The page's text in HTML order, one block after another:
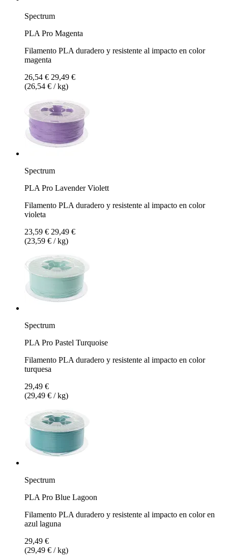
Spectrum
PLA Pro Magenta
Filamento PLA duradero y resistente al impacto en color
magenta
26,54 € 29,49 €
(26,54 € / kg)
Spectrum
PLA Pro Lavender Violett
Filamento PLA duradero y resistente al impacto en color
violeta
23,59 € 29,49 €
(23,59 € / kg)
Spectrum
PLA Pro Pastel Turquoise
Filamento PLA duradero y resistente al impacto en color
turquesa
29,49 €
(29,49 € / kg)
Spectrum
PLA Pro Blue Lagoon
Filamento PLA duradero y resistente al impacto en color en
azul laguna
29,49 €
(29,49 € / kg)